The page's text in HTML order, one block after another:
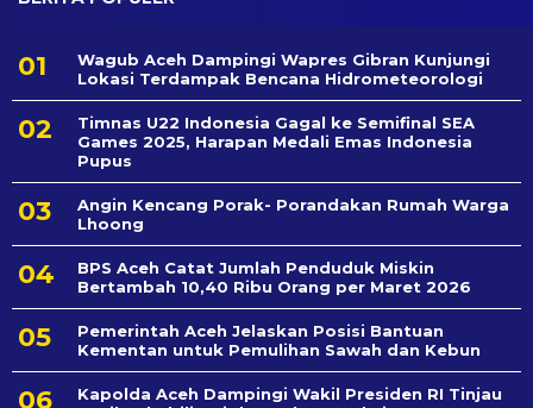
Wagub Aceh Dampingi Wapres Gibran Kunjungi
Lokasi Terdampak Bencana Hidrometeorologi
Timnas U22 Indonesia Gagal ke Semifinal SEA
Games 2025, Harapan Medali Emas Indonesia
Pupus
Angin Kencang Porak- Porandakan Rumah Warga
Lhoong
BPS Aceh Catat Jumlah Penduduk Miskin
Bertambah 10,40 Ribu Orang per Maret 2026
Pemerintah Aceh Jelaskan Posisi Bantuan
Kementan untuk Pemulihan Sawah dan Kebun
Kapolda Aceh Dampingi Wakil Presiden RI Tinjau